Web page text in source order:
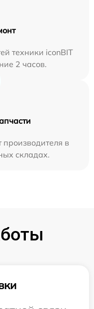
техники iconBIT
2 часов.
производителя в
складах.